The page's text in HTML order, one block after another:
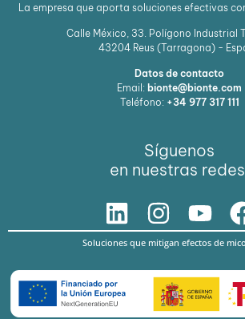
La empresa que aporta soluciones efectivas
Calle México, 33. Polígono Industrial
43204 Reus (Tarragona) -
Datos de contacto
Email: bionte@bionte.com
Teléfono: +34 977 317 111
Síguenos
en nuestras
Soluciones que mitigan efectos de